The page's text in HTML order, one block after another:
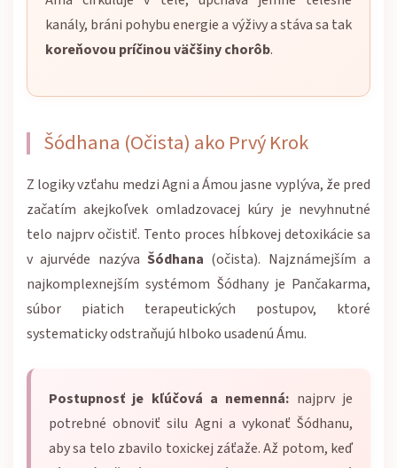
kanály, bráni pohybu energie a výživy a stáva sa tak
koreňovou príčinou väčšiny chorôb.
Šódhana (Očista) ako Prvý Krok
Z logiky vzťahu medzi Agni a Ámou jasne vyplýva, že pred
začatím akejkoľvek omladzovacej kúry je nevyhnutné
telo najprv očistiť. Tento proces hĺbkovej detoxikácie sa
v ajurvéde nazýva Šódhana (očista). Najznámejším a
najkomplexnejším systémom Šódhany je Pančakarma,
súbor piatich terapeutických postupov, ktoré
systematicky odstraňujú hlboko usadenú Ámu.
Postupnosť je kľúčová a nemenná: najprv je
potrebné obnoviť silu Agni a vykonať Šódhanu,
aby sa telo zbavilo toxickej záťaže. Až potom, keď